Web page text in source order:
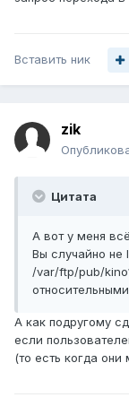
Вставить ник
zik
Цитата
А вот у меня
Вы случайно не
/var/ftp/pub/
А как подругому
если
(то есть когда они